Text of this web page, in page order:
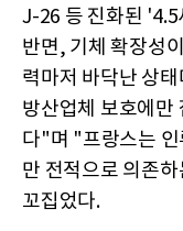
J-26 등 진화된
반면, 기체 확장성
력마저 바닥난 상
방산업체 보호에만
다"며 "프랑스는 인
만 전적으로 의존
꼬집었다.